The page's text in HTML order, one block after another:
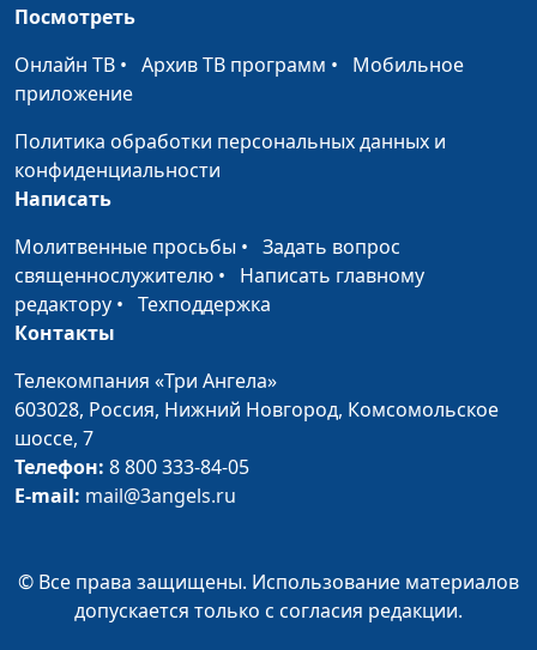
Майонез
Конфеты в
разноцветной
глазури
Консерванты и
стабилизаторы
Колбаса Ирина Кириченко
Квас и квасной
Йогурт и
йогуртный
продукт
Ирина Кириченко #50
Ещё раз о
пластиковой
Ирина Кириченко #48
Посмотреть
Онлайн ТВ • Архив ТВ программ • Мобильное
приложение
Политика обработки персональных данных и
конфиденциальности
Написать
Молитвенные просьбы • Задать вопрос
священнослужителю • Написать главному
редактору • Техподдержка
Контакты
Телекомпания «Три Ангела»
603028, Россия, Нижний Новгород, Комсомольское
шоссе, 7
Телефон: 8 800 333-84-05
E-mail: mail@3angels.ru
© Все права защищены. Использование материалов
допускается только с согласия редакции.